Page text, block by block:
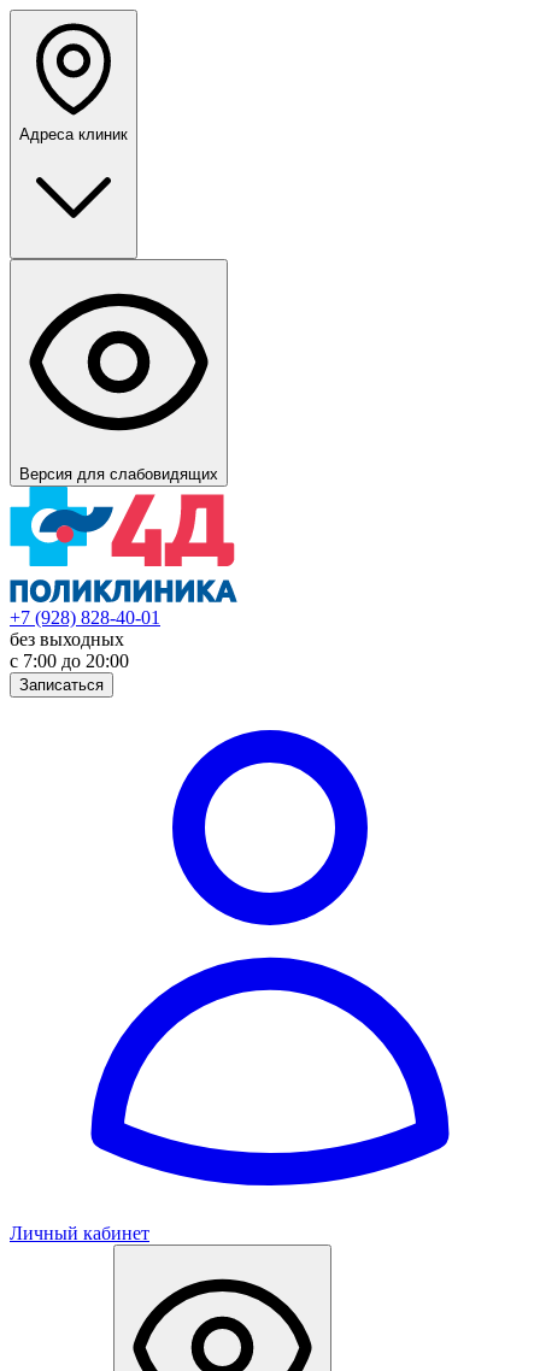
Адреса клиник
Версия для слабовидящих
+7 (928) 828-40-01
без выходных
с 7:00 до 20:00
Записаться
Личный кабинет